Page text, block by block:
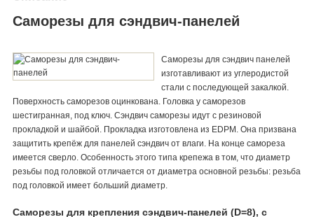
Саморезы для сэндвич-панелей
Саморезы для сэндвич панелей
изготавливают из углеродистой
стали с последующей закалкой.
Поверхность самopeзов оцинкована. Головка у сaмopезов
шестигранная, под ключ. Сэндвич саморезы идут с резиновой
прокладкой и шайбой. Прокладка изготовлена из EDPM. Она призвана
защитить крепёж для панелей сэндвич от влаги. На конце самopeза
имеется сверло. Особенность этого типа кpeпежа в том, что диаметр
резьбы под головкой отличается от диаметра основной резьбы: резьба
под головкой имеет больший диаметр.
Саморезы для крепления сэндвич-панелей (D=8), с